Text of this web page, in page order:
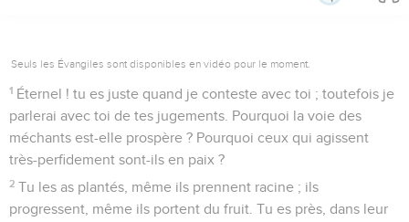
Seuls les Évangiles sont disponibles en vidéo pour le moment.
1 Éternel ! tu es juste quand je conteste avec toi ; toutefois je
parlerai avec toi de tes jugements. Pourquoi la voie des
méchants est-elle prospère ? Pourquoi ceux qui agissent
très-perfidement sont-ils en paix ?
2 Tu les as plantés, même ils prennent racine ; ils
progressent, même ils portent du fruit. Tu es près, dans leur